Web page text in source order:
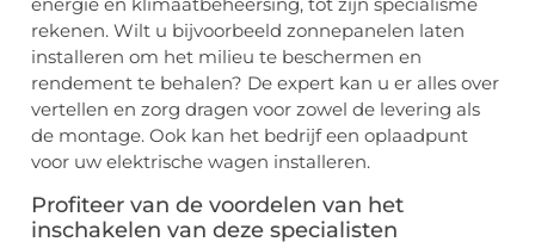
energie en klimaatbeheersing, tot zijn specialisme
rekenen. Wilt u bijvoorbeeld zonnepanelen laten
installeren om het milieu te beschermen en
rendement te behalen? De expert kan u er alles over
vertellen en zorg dragen voor zowel de levering als
de montage. Ook kan het bedrijf een oplaadpunt
voor uw elektrische wagen installeren.
Profiteer van de voordelen van het
inschakelen van deze specialisten